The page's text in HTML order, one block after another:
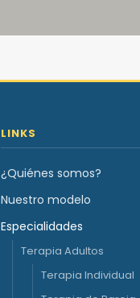
LINKS
¿Quiénes somos?
Nuestro modelo
Especialidades
Terapia Adultos
Terapia Individual